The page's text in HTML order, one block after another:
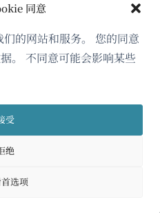
同意
的网站和服务。 您的同意
。 不同意可能会影响某些
受
绝
选项 Limited
中文
隐私政策
的团队（在
中
新
窗
口
中
打
开）
新
口